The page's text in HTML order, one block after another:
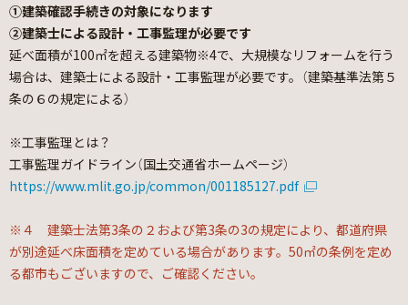
①建築確認手続きの対象になります
②建築士による設計・工事監理が必要です
延べ面積が100㎡を超える建築物※4で、大規模なリフォームを行う
場合は、建築士による設計・工事監理が必要です。（建築基準法第５
条の６の規定による）
※工事監理とは？
工事監理ガイドライン（国土交通省ホームページ）
https://www.mlit.go.jp/common/001185127.pdf
※４ 建築士法第3条の２および第3条の3の規定により、都道府県
が別途延べ床面積を定めている場合があります。50㎡の条例を定め
る都市もございますので、ご確認ください。